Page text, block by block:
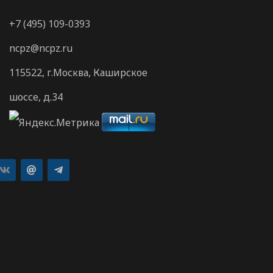
+7 (495) 109-0393
ncpz@ncpz.ru
115522, г.Москва, Каширское
шоссе, д.34